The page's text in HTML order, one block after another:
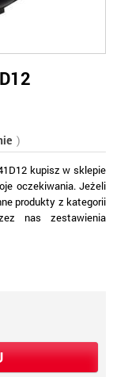
)
kupisz w sklepie
oczekiwania. Jeżeli
produkty z kategorii
nas zestawienia